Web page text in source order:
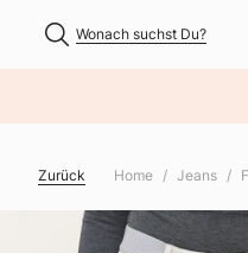
Wonach suchst Du?
Zurück Home Jeans